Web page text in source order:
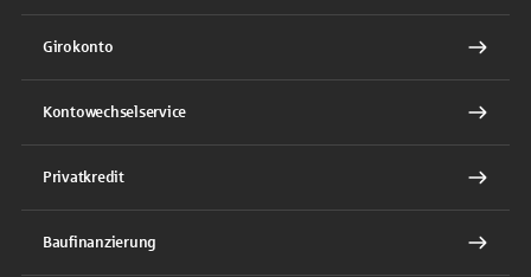
Girokonto
Kontowechselservice
Privatkredit
Baufinanzierung